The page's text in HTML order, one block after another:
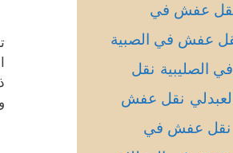
عفش في
عفش في الصبية
الصليبية نقل
نقل عفش
نقل عفش في